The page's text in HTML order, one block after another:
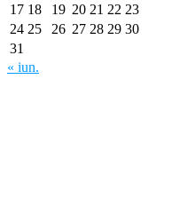
17 18 19 20 21 22 23
24 25 26 27 28 29 30
31
« iun.